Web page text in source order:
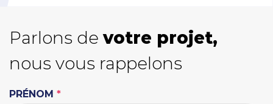
Parlons devotre projet,
nous vous rappelons
PRÉNOM *